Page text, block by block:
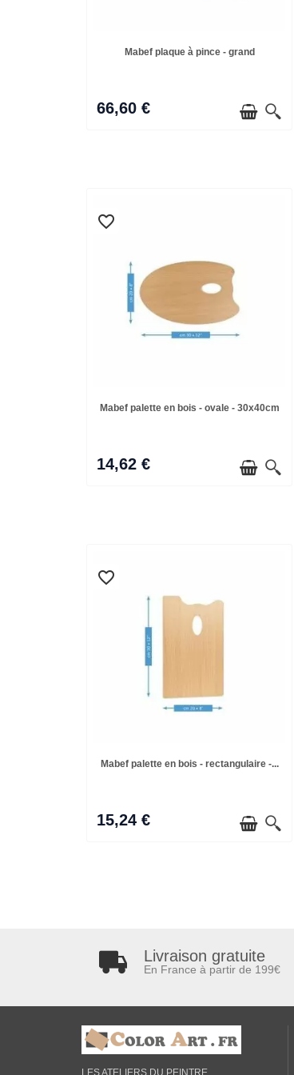
Mabef plaque à pince - grand
66,60 €
favorite_border
Mabef palette en bois - ovale - 30x40cm
14,62 €
favorite_border
Mabef palette en bois - rectangulaire -...
15,24 €
Livraison gratuite
En France à partir de 199€
LES ATELIERS DU PEINTRE